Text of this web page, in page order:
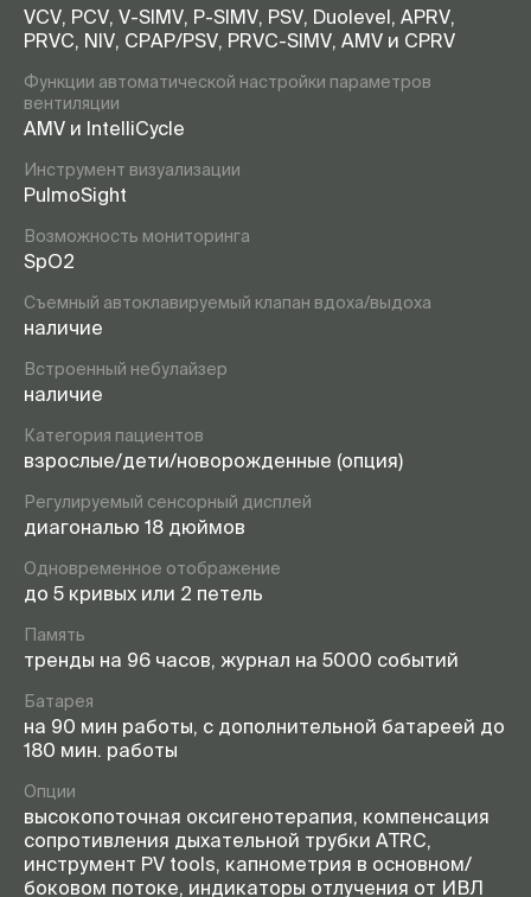
VCV, PCV, V-SIMV, P-SIMV, PSV, Duolevel, APRV,
PRVC, NIV, CPAP/PSV, PRVC-SIMV, AMV и CPRV
Функции автоматической настройки параметров
вентиляции
AMV и IntelliCycle
Инструмент визуализации
PulmoSight
Возможность мониторинга
SpO2
Съемный автоклавируемый клапан вдоха/выдоха
наличие
Встроенный небулайзер
наличие
Категория пациентов
взрослые/дети/новорожденные (опция)
Регулируемый сенсорный дисплей
диагональю 18 дюймов
Одновременное отображение
до 5 кривых или 2 петель
Память
тренды на 96 часов, журнал на 5000 событий
Батарея
на 90 мин работы, с дополнительной батареей до
180 мин. работы
Опции
высокопоточная оксигенотерапия, компенсация
сопротивления дыхательной трубки ATRC,
инструмент PV tools, капнометрия в основном/
боковом потоке, индикаторы отлучения от ИВЛ